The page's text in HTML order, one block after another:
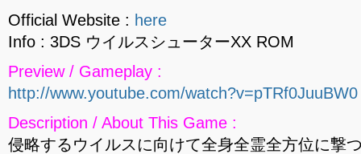
Official Website : here
Info : 3DS ウイルスシューターXX ROM
Preview / Gameplay :
http://www.youtube.com/watch?v=pTRf0JuuBW0
Description / About This Game :
侵略するウイルスに向けて全身全霊全方位に撃